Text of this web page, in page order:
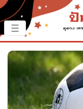
หน้าหลัก
ปันเรื่องเด็ด
ปันแนวทาง
☰